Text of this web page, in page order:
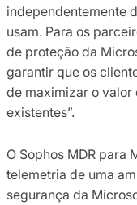
independentemente
usam. Para os
de proteção da
garantir que os
de maximizar o valor
existentes”.
O Sophos MDR para
telemetria de uma
segurança da